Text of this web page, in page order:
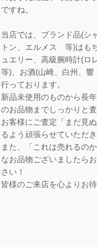
ですね。
当店では、ブランド品(シ
トン、エルメス 等)はも
ュエリー、高級腕時計(
等)、お酒(山崎、白州、
行っております。
新品未使用のものから長
のお品物までしっかりと
お客様にご査定「まだ見
るよう頑張らせていただき
また、「これは売れるの
なお品物ございましたら
さい！
皆様のご来店を心よりお